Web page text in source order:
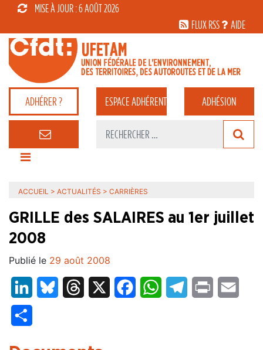
MISE À JOUR : 6 AOÛT 2026
FLUX RSS
AIDE
ADHÉRER ? ESPACEADHÉRENT ADHÉSION
ACCUEIL > ACTUALITÉS > CARRIÈRES
GRILLE des SALAIRES au 1er juillet
2008
Publié le 29 août 2008
LinkedInBluesky Threads FacebookWhatsAppTelegram
Print